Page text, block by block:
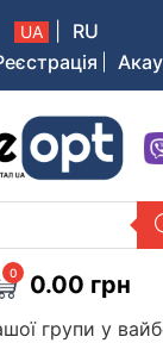
UA
RU
0 0.00 грн
групи у